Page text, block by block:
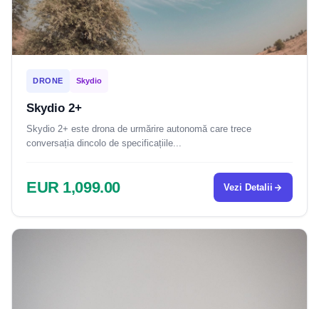
DRONE Skydio
Skydio 2+
Skydio 2+ este drona de urmărire autonomă care trece
conversația dincolo de specificațiile...
EUR 1,099.00 Vezi Detalii